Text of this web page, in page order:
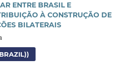
ENTRE BRASIL E
À CONSTRUÇÃO DE
BILATERAIS